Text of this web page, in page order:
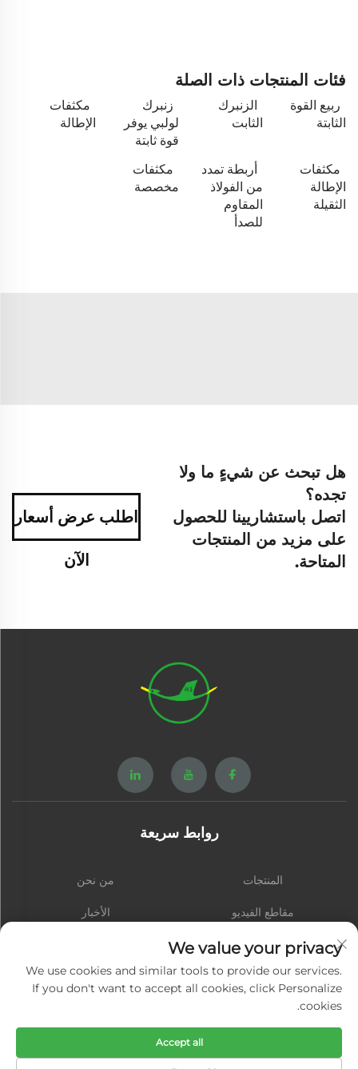
فئات المنتجات ذات الصلة
ربيع القوة
الثابتة
الزنبرك
الثابت
زنبرك
لولبي يوفر
قوة ثابتة
مكثفات
الإطالة
مكثفات
الإطالة
الثقيلة
أربطة تمدد
من الفولاذ
المقاوم
للصدأ
مكثفات
مخصصة
هل تبحث عن شيءٍ ما ولا
تجده؟
اتصل باستشاريينا للحصول
على مزيد من المنتجات
المتاحة.
اطلب عرض أسعار
الآن
روابط سريعة
المنتجات من نحن
مقاطع الفيديو الأخبار
اتصل بنا
We value your privacy
We use cookies and similar tools to provide our services.
If you don't want to accept all cookies, click Personalize
cookies.
Accept all